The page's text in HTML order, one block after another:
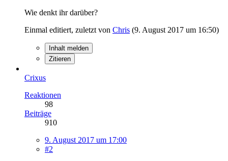
Wie denkt ihr darüber?
Einmal editiert, zuletzt von Chris (9. August 2017 um 16:50)
Inhalt melden
Zitieren
Crixus
Reaktionen
98
Beiträge
910
9. August 2017 um 17:00
#2